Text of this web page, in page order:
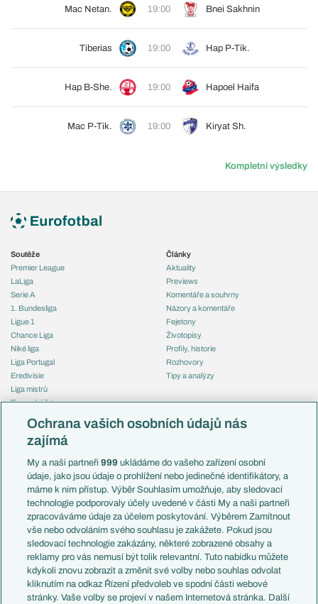
Mac Netan. 19:00 Bnei Sakhnin
Tiberias 19:00 Hap P-Tik.
Hap B-She. 19:00 Hapoel Haifa
Mac P-Tik. 19:00 Kiryat Sh.
Kompletní výsledky
Soutěže
Premier League
LaLiga
Serie A
1. Bundesliga
Ligue 1
Chance Liga
Niké liga
Liga Portugal
Eredivisie
Liga mistrů
Evropská liga
Mistrovství světa
Liga národů
Témata
Představení týmů MS
EuroSkauting
PL v kostce
Evropské koeficienty
Přestupy
Přestupové spekulace
Zranění
Kluby
Články
Aktuality
Previews
Komentáře a souhrny
Názory a komentáře
Fejetony
Životopisy
Profily, historie
Rozhovory
Tipy a analýzy
Česko
Francie
Itálie
Německo
Španělsko
Argentina
Brazílie
Přestupy
Zápasy
Livescore
Ochrana vašich osobních údajů nás
zajímá
My a naši partneři999 ukládáme do vašeho zařízení osobní
údaje, jako jsou údaje o prohlížení nebo jedinečné identifikátory, a
máme k nim přístup. Výběr Souhlasím umožňuje, aby sledovací
technologie podporovaly účely uvedené v části My a naši partneři
zpracováváme údaje za účelem poskytování. Výběrem Zamítnout
vše nebo odvoláním svého souhlasu je zakážete. Pokud jsou
sledovací technologie zakázány, některé zobrazené obsahy a
reklamy pro vás nemusí být tolik relevantní. Tuto nabídku můžete
kdykoli znovu zobrazit a změnit své volby nebo souhlas odvolat
kliknutím na odkaz Řízení předvoleb ve spodní části webové
stránky. Vaše volby se projeví v našem Internetová stránka. Další